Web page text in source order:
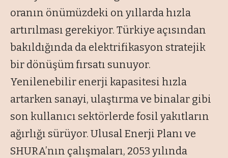
oranın önümüzdeki on yıllarda hızla
artırılması gerekiyor. Türkiye açısından
bakıldığında da elektrifikasyon stratejik
bir dönüşüm fırsatı sunuyor.
Yenilenebilir enerji kapasitesi hızla
artarken sanayi, ulaştırma ve binalar gibi
son kullanıcı sektörlerde fosil yakıtların
ağırlığı sürüyor. Ulusal Enerji Planı ve
SHURA’nın çalışmaları, 2053 yılında